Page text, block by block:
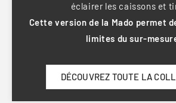
éclairer les caissons et
Cette version de la Mado permet
limites du sur-
DÉCOUVREZ TOUTE LA